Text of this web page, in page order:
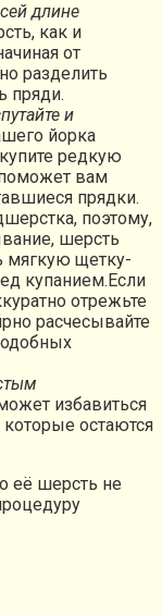
длине
как и
от
разделить
пряди.
и
йорка
редкую
вам
прядки.
поэтому,
шерсть
мягкую щетку-
купанием.Если
отрежьте
расчесывайте
избавиться
остаются
её шерсть не